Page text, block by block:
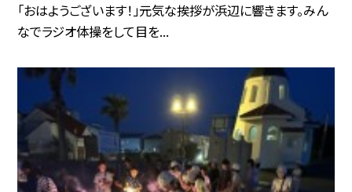
「おはようございます！」元気な挨拶が浜辺に響きます。みん
なでラジオ体操をして目を...